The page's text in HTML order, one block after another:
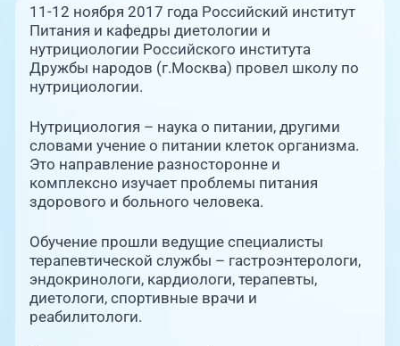
Новости
PreventAGE
+7 (351) 220-00-03
+7 (7142) 927-003
Справочный телефон для жителей
11-12 ноября 2017 года Российский институт
Питания и кафедры диетологии и
нутрициологии Российского института
Дружбы народов (г.Москва) провел школу по
нутрициологии.
Нутрициология – наука о питании, другими
словами учение о питании клеток организма.
Это направление разносторонне и
комплексно изучает проблемы питания
здорового и больного человека.
Обучение прошли ведущие специалисты
терапевтической службы – гастроэнтерологи,
эндокринологи, кардиологи, терапевты,
диетологи, спортивные врачи и
реабилитологи.